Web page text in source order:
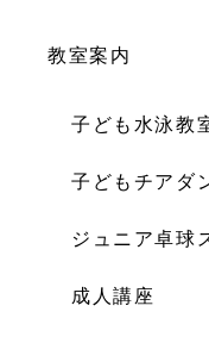
教室案内
子ども水泳教
子どもチアダ
ジュニア卓球
成人講座
: Attempt to
/home/wordstock/
content/themes/
: Undefined
/home/wordstock/
: Attempt to
/home/wordstock/